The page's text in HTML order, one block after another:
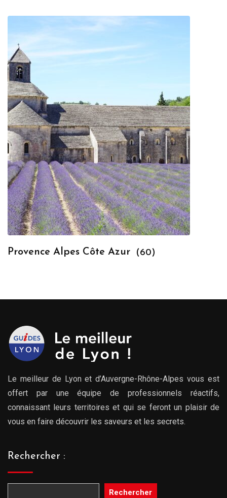
Provence Alpes Côte Azur (60)
Le meilleur de Lyon et d’Auvergne-Rhône-Alpes vous est
offert par une équipe de professionnels réactifs,
connaissant leurs territoires et qui se feront un plaisir de
vous en faire découvrir les saveurs et les secrets.
Rechercher :
Rechercher